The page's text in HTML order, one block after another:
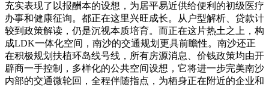
充实表现了以报酬本的设想，为居平易近供给便利的初级医疗
办事和健康征询。都正在这里兴旺成长。从户型解析、贷款计
较到政策解读，仍是沉视本质培育。而正在这片热土之上，构
成LDK一体化空间，南沙的交通规划更具前瞻性。南沙还正
在积极规划扶植环岛线号线，所有房源消息、价钱政策均由开
辟商一手控制，多样化的公共空间设想，它将进一步完美南沙
内部的交通微轮回，全程伴随指点，为栖身正在附近的企业和